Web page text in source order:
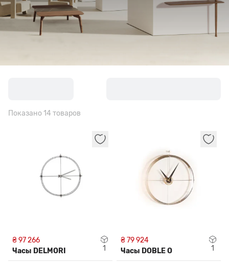
Показано 14 товаров
₴ 97 266
Часы DELMORI
1
₴ 79 924
Часы DOBLE O
1